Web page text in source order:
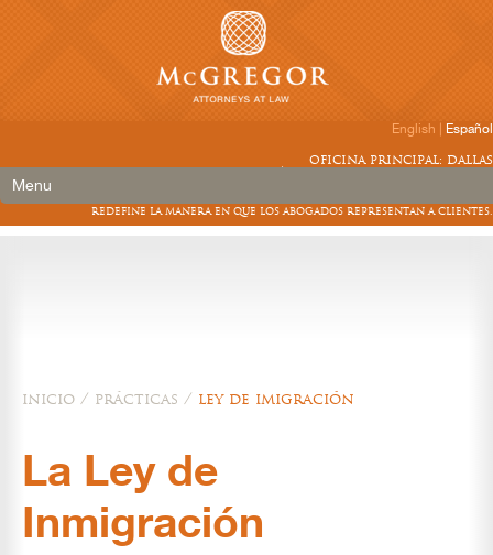
English
Español
oficina principal: dallas
Menu
redefine la manera en que los abogados representan a clientes.
inicio / prácticas / ley de imigración
La Ley de
Inmigración